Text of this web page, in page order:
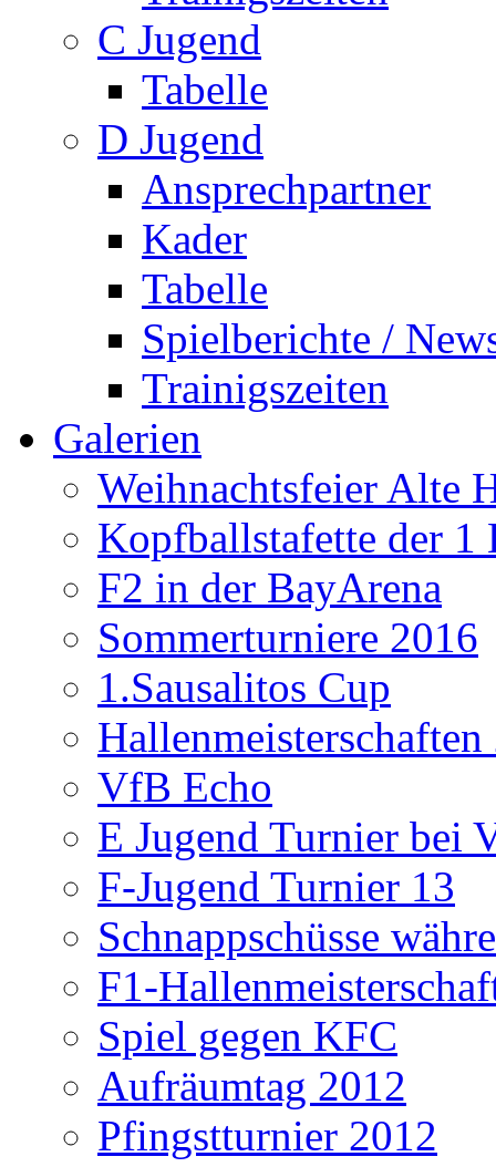
C Jugend
Tabelle
D Jugend
Ansprechpartner
Kader
Tabelle
Spielberichte /
Trainigszeiten
Galerien
Weihnachtsfeier Alte
Kopfballstafette der 1
F2 in der BayArena
Sommerturniere 2016
1.Sausalitos Cup
Hallenmeisterschaften
VfB Echo
E Jugend Turnier bei
F-Jugend Turnier 13
Schnappschüsse
F1-
Spiel gegen KFC
Aufräumtag 2012
Pfingstturnier 2012